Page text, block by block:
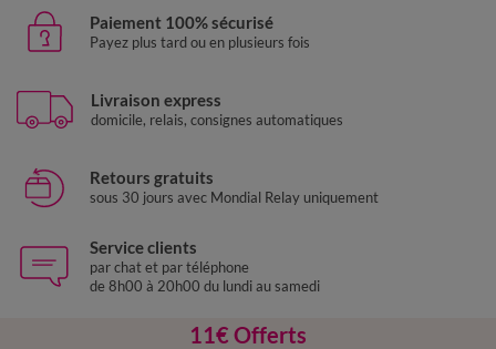
Paiement 100% sécurisé
Payez plus tard ou en plusieurs fois
Livraison express
domicile, relais, consignes automatiques
Retours gratuits
sous 30 jours avec Mondial Relay uniquement
Service clients
par chat et par téléphone
de 8h00 à 20h00 du lundi au samedi
11€ Offerts